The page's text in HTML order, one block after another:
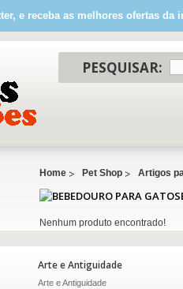
e receba as melhores ofertas da
PESQUISAR:
Home Pet Shop Artigos
Nenhum produto encontrado!
Arte e Antiguidade
Arte e Antiguidade